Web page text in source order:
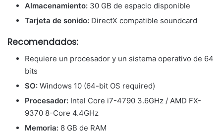
Almacenamiento: 30 GB de espacio disponible
Tarjeta de sonido: DirectX compatible soundcard
Recomendados:
Requiere un procesador y un sistema operativo de 64
bits
SO: Windows 10 (64-bit OS required)
Procesador: Intel Core i7-4790 3.6GHz / AMD FX-
9370 8-Core 4.4GHz
Memoria: 8 GB de RAM